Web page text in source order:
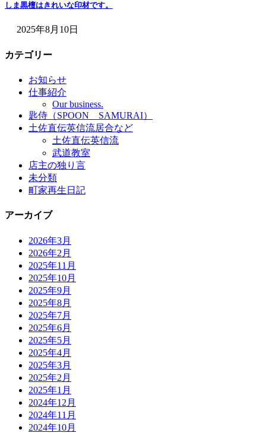
しま黒檀はきれいな印材です。
2025年8月10日
カテゴリー
お知らせ
仕事紹介
Our business.
匙侍（SPOON SAMURAI）
土佐直伝英信流居合など
土佐直伝英信流
武道教室
店主の独り言
未分類
町家再生日記
アーカイブ
2026年3月
2026年2月
2025年11月
2025年10月
2025年9月
2025年8月
2025年7月
2025年6月
2025年5月
2025年4月
2025年3月
2025年2月
2025年1月
2024年12月
2024年11月
2024年10月